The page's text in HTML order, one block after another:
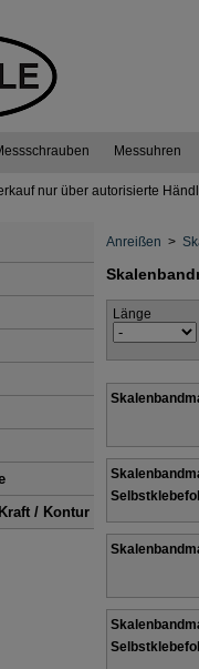
Messuhren
nur über autorisierte
/ Kontur
Anreißen >
Länge